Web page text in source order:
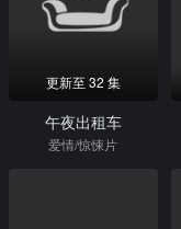
更新至 32 集
午夜出租车
爱情/惊悚片